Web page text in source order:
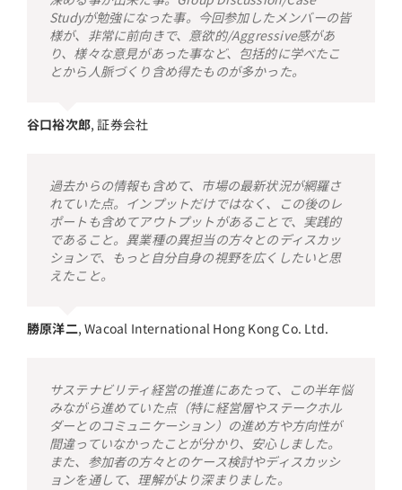
Studyが勉強になった事。今回参加したメンバーの皆
様が、非常に前向きで、意欲的/Aggressive感があ
り、様々な意見があった事など、包括的に学べたこ
とから人脈づくり含め得たものが多かった。
谷口裕次郎,証券会社
過去からの情報も含めて、市場の最新状況が網羅さ
れていた点。インプットだけではなく、この後のレ
ポートも含めてアウトプットがあることで、実践的
であること。異業種の異担当の方々とのディスカッ
ションで、もっと自分自身の視野を広くしたいと思
えたこと。
勝原洋二,Wacoal International Hong Kong Co. Ltd.
サステナビリティ経営の推進にあたって、この半年悩
みながら進めていた点（特に経営層やステークホル
ダーとのコミュニケーション）の進め方や方向性が
間違っていなかったことが分かり、安心しました。
また、参加者の方々とのケース検討やディスカッシ
ョンを通して、理解がより深まりました。